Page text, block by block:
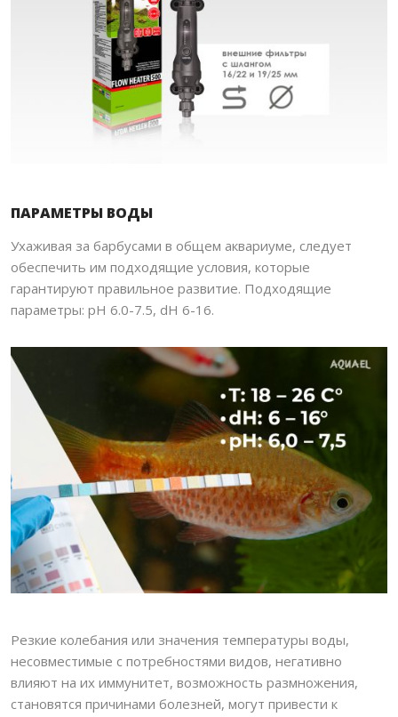
ПАРАМЕТРЫ ВОДЫ
Ухаживая за барбусами в общем аквариуме, следует
обеспечить им подходящие условия, которые
гарантируют правильное развитие. Подходящие
параметры: pH 6.0-7.5, dH 6-16.
Резкие колебания или значения температуры воды,
несовместимые с потребностями видов, негативно
влияют на их иммунитет, возможность размножения,
становятся причинами болезней, могут привести к